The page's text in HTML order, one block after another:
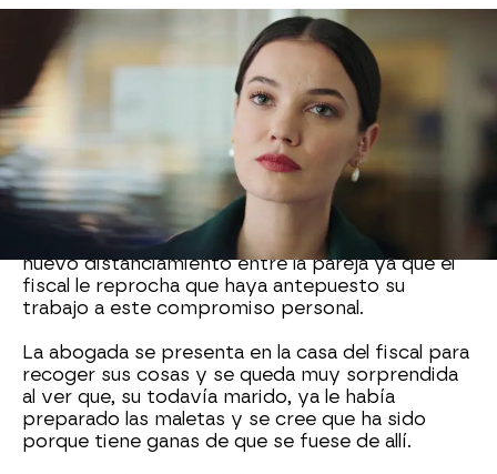
Ceylin recoge sus cosas de la casa de Ilgaz y el
fiscal se queda hundido: “Sabes lo mucho que te
quiero”
La pareja ha decidido separarse, aunque todavía
no han firmado los papeles del divorcio.
Ceylin le entregó a Ilgaz los papeles del divorcio,
pero cuando tenían que ir al juzgado a firmar...
¡ella no se presentó! Esta situación provocó un
nuevo distanciamiento entre la pareja ya que el
fiscal le reprocha que haya antepuesto su
trabajo a este compromiso personal.
La abogada se presenta en la casa del fiscal para
recoger sus cosas y se queda muy sorprendida
al ver que, su todavía marido, ya le había
preparado las maletas y se cree que ha sido
porque tiene ganas de que se fuese de allí.